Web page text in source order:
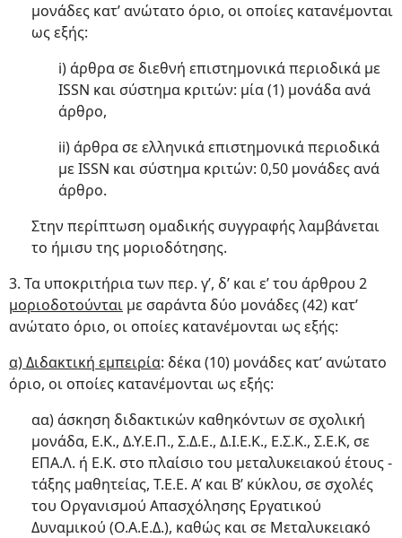
μονάδες κατ’ ανώτατο όριο, οι οποίες κατανέμονται
ως εξής:
i) άρθρα σε διεθνή επιστημονικά περιοδικά με
ISSN και σύστημα κριτών: μία (1) μονάδα ανά
άρθρο,
ii) άρθρα σε ελληνικά επιστημονικά περιοδικά
με ISSN και σύστημα κριτών: 0,50 μονάδες ανά
άρθρο.
Στην περίπτωση ομαδικής συγγραφής λαμβάνεται
το ήμισυ της μοριοδότησης.
3. Τα υποκριτήρια των περ. γ’, δ’ και ε’ του άρθρου 2
μοριοδοτούνται με σαράντα δύο μονάδες (42) κατ’
ανώτατο όριο, οι οποίες κατανέμονται ως εξής:
α) Διδακτική εμπειρία: δέκα (10) μονάδες κατ’ ανώτατο
όριο, οι οποίες κατανέμονται ως εξής:
αα) άσκηση διδακτικών καθηκόντων σε σχολική
μονάδα, Ε.Κ., Δ.Υ.Ε.Π., Σ.Δ.Ε., Δ.Ι.Ε.Κ., Ε.Σ.Κ., Σ.Ε.Κ, σε
ΕΠΑ.Λ. ή Ε.Κ. στο πλαίσιο του μεταλυκειακού έτους -
τάξης μαθητείας, Τ.Ε.Ε. Α’ και Β’ κύκλου, σε σχολές
του Οργανισμού Απασχόλησης Εργατικού
Δυναμικού (Ο.Α.Ε.Δ.), καθώς και σε Μεταλυκειακό